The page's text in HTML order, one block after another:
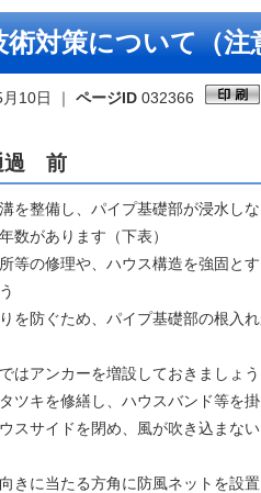
・リサ
術対策について（注
10日 ｜ ページID 032366
過 前
を整備し、パイプ基礎部が浸水しな
数があります（下表）
等の修理や、ハウス構造を強固と
を防ぐため、パイプ基礎部の根入
はアンカーを増設しておきましょう
ツキを修繕し、ハウスバンド等を
スサイドを閉め、風が吹き込まな
きに当たる方角に防風ネットを設置